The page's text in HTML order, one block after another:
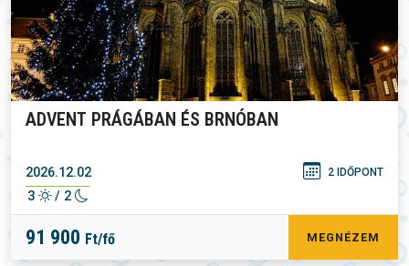
ADVENT PRÁGÁBAN ÉS BRNÓBAN
2026.12.02 2 IDŐPONT
3 / 2
91 900 Ft/fő MEGNÉZEM